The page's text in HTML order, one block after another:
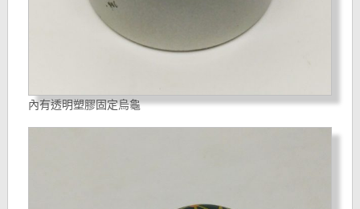
內有透明塑膠固定烏龜